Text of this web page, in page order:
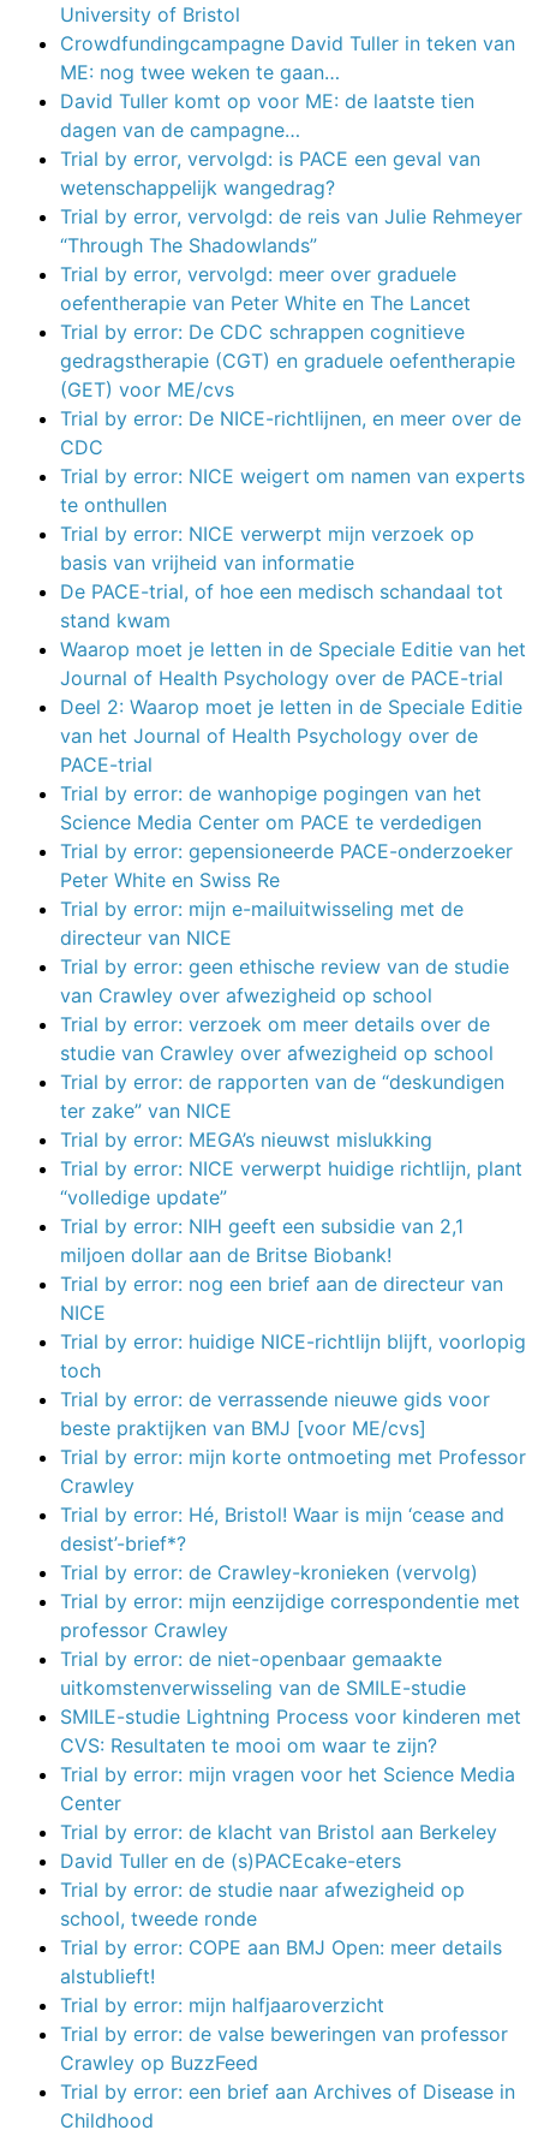
University of Bristol
Crowdfundingcampagne David Tuller in teken van
ME: nog twee weken te gaan…
David Tuller komt op voor ME: de laatste tien
dagen van de campagne…
Trial by error, vervolgd: is PACE een geval van
wetenschappelijk wangedrag?
Trial by error, vervolgd: de reis van Julie Rehmeyer
“Through The Shadowlands”
Trial by error, vervolgd: meer over graduele
oefentherapie van Peter White en The Lancet
Trial by error: De CDC schrappen cognitieve
gedragstherapie (CGT) en graduele oefentherapie
(GET) voor ME/cvs
Trial by error: De NICE-richtlijnen, en meer over de
CDC
Trial by error: NICE weigert om namen van experts
te onthullen
Trial by error: NICE verwerpt mijn verzoek op
basis van vrijheid van informatie
De PACE-trial, of hoe een medisch schandaal tot
stand kwam
Waarop moet je letten in de Speciale Editie van het
Journal of Health Psychology over de PACE-trial
Deel 2: Waarop moet je letten in de Speciale Editie
van het Journal of Health Psychology over de
PACE-trial
Trial by error: de wanhopige pogingen van het
Science Media Center om PACE te verdedigen
Trial by error: gepensioneerde PACE-onderzoeker
Peter White en Swiss Re
Trial by error: mijn e-mailuitwisseling met de
directeur van NICE
Trial by error: geen ethische review van de studie
van Crawley over afwezigheid op school
Trial by error: verzoek om meer details over de
studie van Crawley over afwezigheid op school
Trial by error: de rapporten van de “deskundigen
ter zake” van NICE
Trial by error: MEGA’s nieuwst mislukking
Trial by error: NICE verwerpt huidige richtlijn, plant
“volledige update”
Trial by error: NIH geeft een subsidie van 2,1
miljoen dollar aan de Britse Biobank!
Trial by error: nog een brief aan de directeur van
NICE
Trial by error: huidige NICE-richtlijn blijft, voorlopig
toch
Trial by error: de verrassende nieuwe gids voor
beste praktijken van BMJ [voor ME/cvs]
Trial by error: mijn korte ontmoeting met Professor
Crawley
Trial by error: Hé, Bristol! Waar is mijn ‘cease and
desist’-brief*?
Trial by error: de Crawley-kronieken (vervolg)
Trial by error: mijn eenzijdige correspondentie met
professor Crawley
Trial by error: de niet-openbaar gemaakte
uitkomstenverwisseling van de SMILE-studie
SMILE-studie Lightning Process voor kinderen met
CVS: Resultaten te mooi om waar te zijn?
Trial by error: mijn vragen voor het Science Media
Center
Trial by error: de klacht van Bristol aan Berkeley
David Tuller en de (s)PACEcake-eters
Trial by error: de studie naar afwezigheid op
school, tweede ronde
Trial by error: COPE aan BMJ Open: meer details
alstublieft!
Trial by error: mijn halfjaaroverzicht
Trial by error: de valse beweringen van professor
Crawley op BuzzFeed
Trial by error: een brief aan Archives of Disease in
Childhood